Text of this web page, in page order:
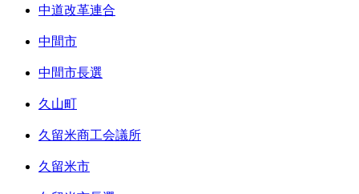
中道改革連合
中間市
中間市長選
久山町
久留米商工会議所
久留米市